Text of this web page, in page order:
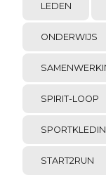
LEDEN
ONDERWIJS
SPIRIT-LOOP
START2RUN